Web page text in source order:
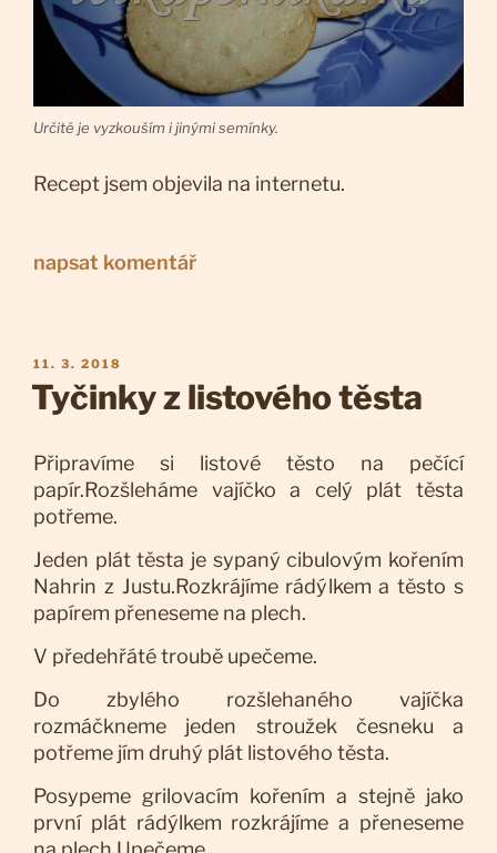
Určitě je vyzkouším i jinými semínky.
Recept jsem objevila na internetu.
napsat komentář
PUBLIKOVÁNO
11. 3. 2018
Tyčinky z listového těsta
Připravíme si listové těsto na pečící
papír.Rozšleháme vajíčko a celý plát těsta
potřeme.
Jeden plát těsta je sypaný cibulovým kořením
Nahrin z Justu.Rozkrájíme rádýlkem a těsto s
papírem přeneseme na plech.
V předehřáté troubě upečeme.
Do zbylého rozšlehaného vajíčka
rozmáčkneme jeden stroužek česneku a
potřeme jím druhý plát listového těsta.
Posypeme grilovacím kořením a stejně jako
první plát rádýlkem rozkrájíme a přeneseme